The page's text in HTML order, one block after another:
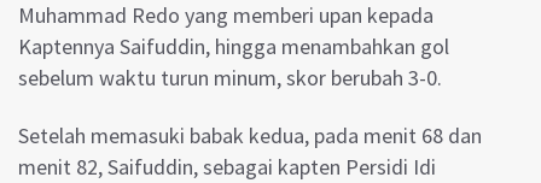
Muhammad Redo yang memberi upan kepada
Kaptennya Saifuddin, hingga menambahkan gol
sebelum waktu turun minum, skor berubah 3-0.
Setelah memasuki babak kedua, pada menit 68 dan
menit 82, Saifuddin, sebagai kapten Persidi Idi